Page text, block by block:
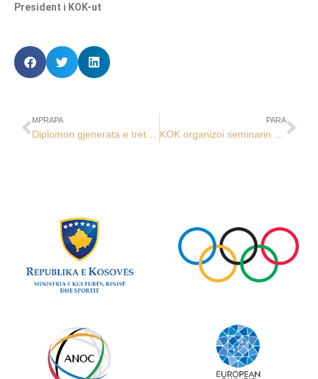
President i KOK-ut
MPRAPA
Diplomon gjenerata e tretë e ASMC
PARA
KOK organizoi seminarin për rolin e zyrtarit për integritet në sport